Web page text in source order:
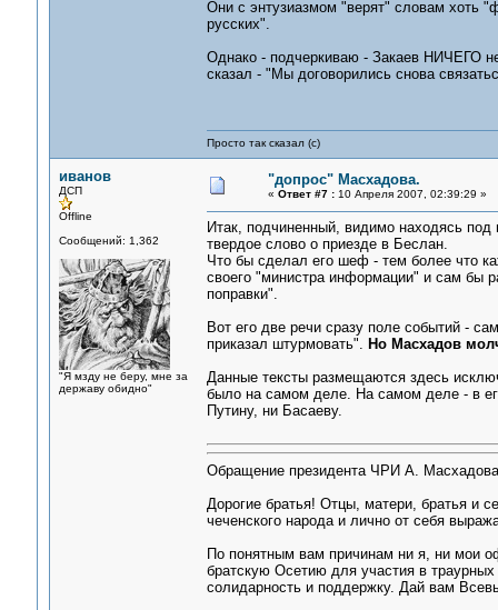
Они с энтузиазмом "верят" словам хоть
русских".
Однако - подчеркиваю - Закаев НИЧЕГО
сказал - "Мы договорились снова
Просто так сказал (с)
иванов
ДСП
Offline
Сообщений: 1,362
"Я мзду не беру, мне за
державу обидно"
"допрос" Масхадова.
« Ответ #7 :10 Апреля 2007, 02:39:29 »
Итак, подчиненный, видимо находясь под
твердое слово о приезде в Беслан.
Что бы сделал его шеф - тем более что
своего "министра информации" и сам бы
поправки".
Вот его две речи сразу поле событий -
приказал штурмовать". Но Масхадов
Данные тексты размещаются здесь
было на самом деле. На самом деле - в
Путину, ни Басаеву.
Обращение президента ЧРИ А.
Дорогие братья! Отцы, матери, братья и
чеченского народа и лично от себя
По понятным вам причинам ни я, ни мои
братскую Осетию для участия в
солидарность и поддержку. Дай вам